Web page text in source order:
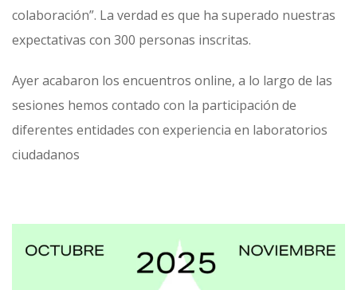
colaboración”. La verdad es que ha superado nuestras
expectativas con 300 personas inscritas.
Ayer acabaron los encuentros online, a lo largo de las
sesiones hemos contado con la participación de
diferentes entidades con experiencia en laboratorios
ciudadanos